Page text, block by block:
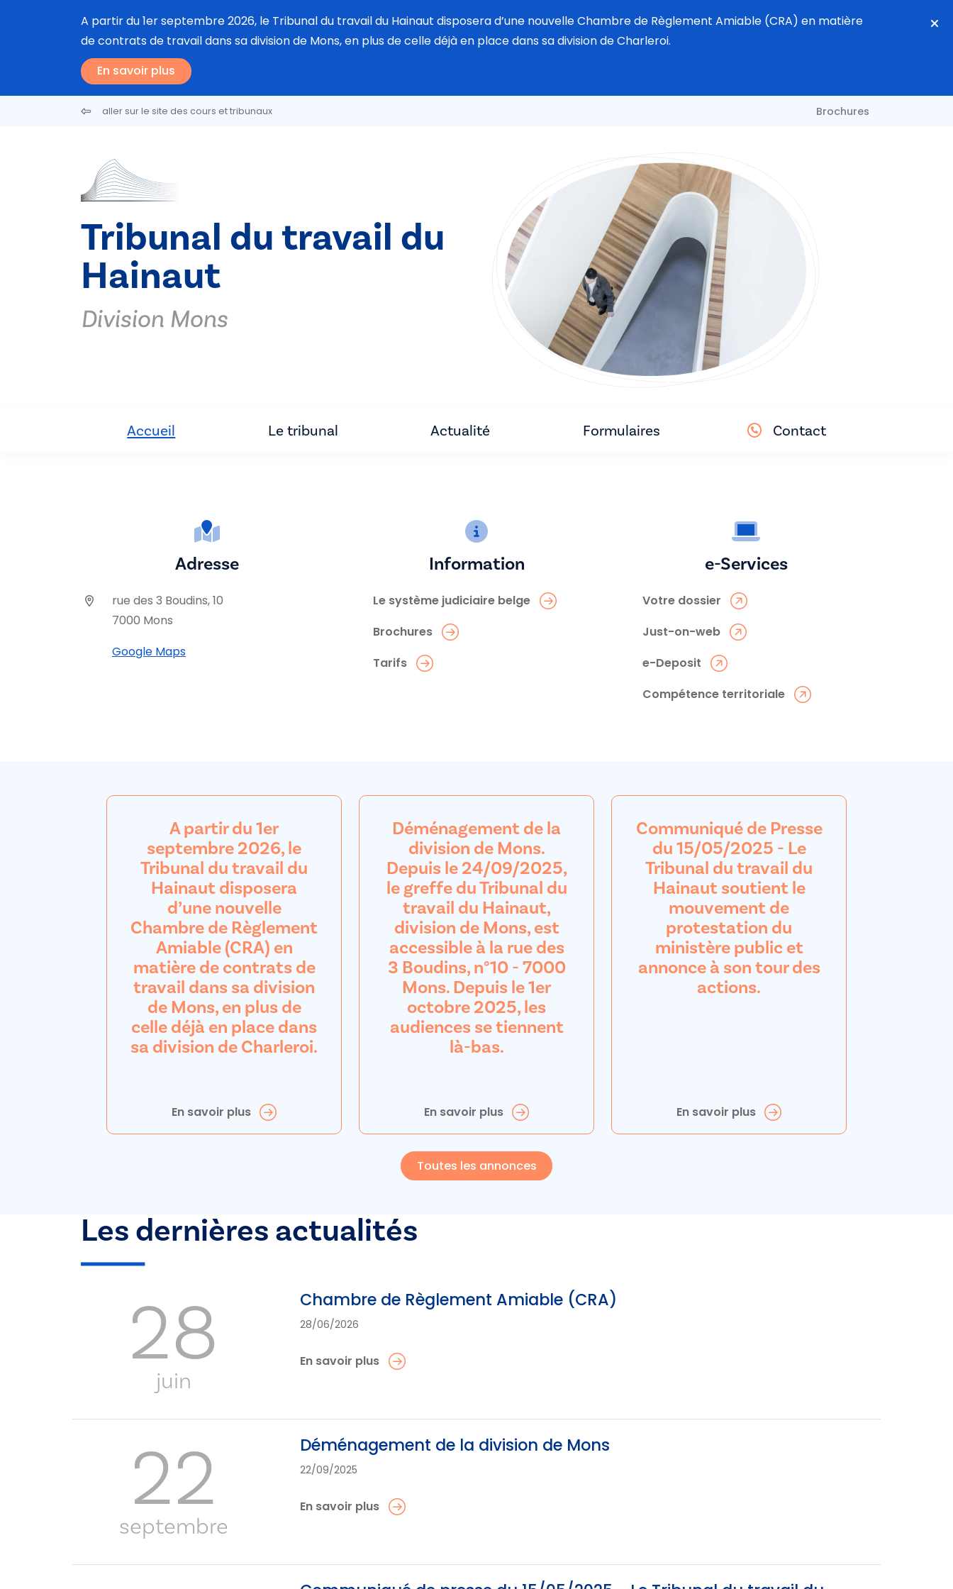
A partir du 1er septembre 2026, le Tribunal du travail du Hainaut disposera d’une nouvelle Chambre de Règlement Amiable (CRA) en matière
de contrats de travail dans sa division de Mons, en plus de celle déjà en place dans sa division de Charleroi.
En savoir plus
aller sur le site des cours et tribunaux Brochures
Tribunal du travail du
Hainaut
Division Mons
Accueil Le tribunal Actualité Formulaires Contact
Adresse
rue des 3 Boudins, 10
7000 Mons
Google Maps
Information
Le système judiciaire belge
Brochures
Tarifs
e-Services
Votre dossier
Just-on-web
e-Deposit
Compétence territoriale
A partir du 1er
septembre 2026, le
Tribunal du travail du
Hainaut disposera
d’une nouvelle
Chambre de Règlement
Amiable (CRA) en
matière de contrats de
travail dans sa division
de Mons, en plus de
celle déjà en place dans
sa division de Charleroi.
En savoir plus
Déménagement de la
division de Mons.
Depuis le 24/09/2025,
le greffe du Tribunal du
travail du Hainaut,
division de Mons, est
accessible à la rue des
3 Boudins, n°10 - 7000
Mons. Depuis le 1er
octobre 2025, les
audiences se tiennent
là-bas.
En savoir plus
Communiqué de Presse
du 15/05/2025 - Le
Tribunal du travail du
Hainaut soutient le
mouvement de
protestation du
ministère public et
annonce à son tour des
actions.
En savoir plus
Toutes les annonces
Les dernières actualités
28
juin
Chambre de Règlement Amiable (CRA)
28/06/2026
En savoir plus
22
septembre
Déménagement de la division de Mons
22/09/2025
En savoir plus